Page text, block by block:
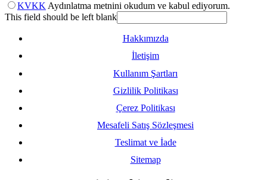
KVKK Aydınlatma metnini okudum ve kabul ediyorum.
This field should be left blank
Hakkımızda
İletişim
Kullanım Şartları
Gizlilik Politikası
Çerez Politikası
Mesafeli Satış Sözleşmesi
Teslimat ve İade
Sitemap